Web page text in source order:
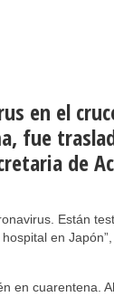
en el
fue
de
Están
en
en cuarentena.